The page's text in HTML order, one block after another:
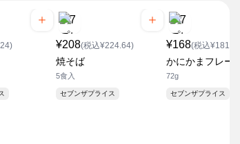
¥208(税込¥224.64)
焼そば
5食入
セブンザプライス
¥168(税込¥181.44)
かにかまフレーク
72g
セブンザプライス